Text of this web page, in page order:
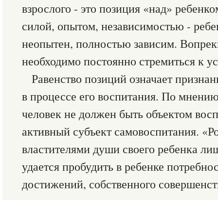
взрослого - это позиция «над»
силой, опытом, независимостью -
неопытен, полностью зависим.
необходимо постоянно стремиться к
Равенство позиций означает
в процессе его воспитания. По
человек не должен быть объектом
активный субъект самовоспитания.
властителями души своего ребенка
удается пробудить в ребенке
достижений, собственного